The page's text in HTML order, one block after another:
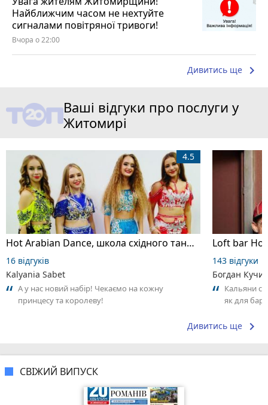
Найближчим часом не нехтуйте
сигналами повітряної тривоги!
Вчора о 22:00
Дивитись ще keyboard_arrow_right
Ваші відгуки про послуги у
Житомирі
Hot Arabian Dance, школа східного танцю
4.5
16 відгуків
Kalyania Sabet
А у нас новий набір! Чекаємо на кожну
принцесу та королеву!
Loft bar
143 відгуки
Богдан
Кальяни
як для
Дивитись ще keyboard_arrow_right
СВІЖИЙ ВИПУСК